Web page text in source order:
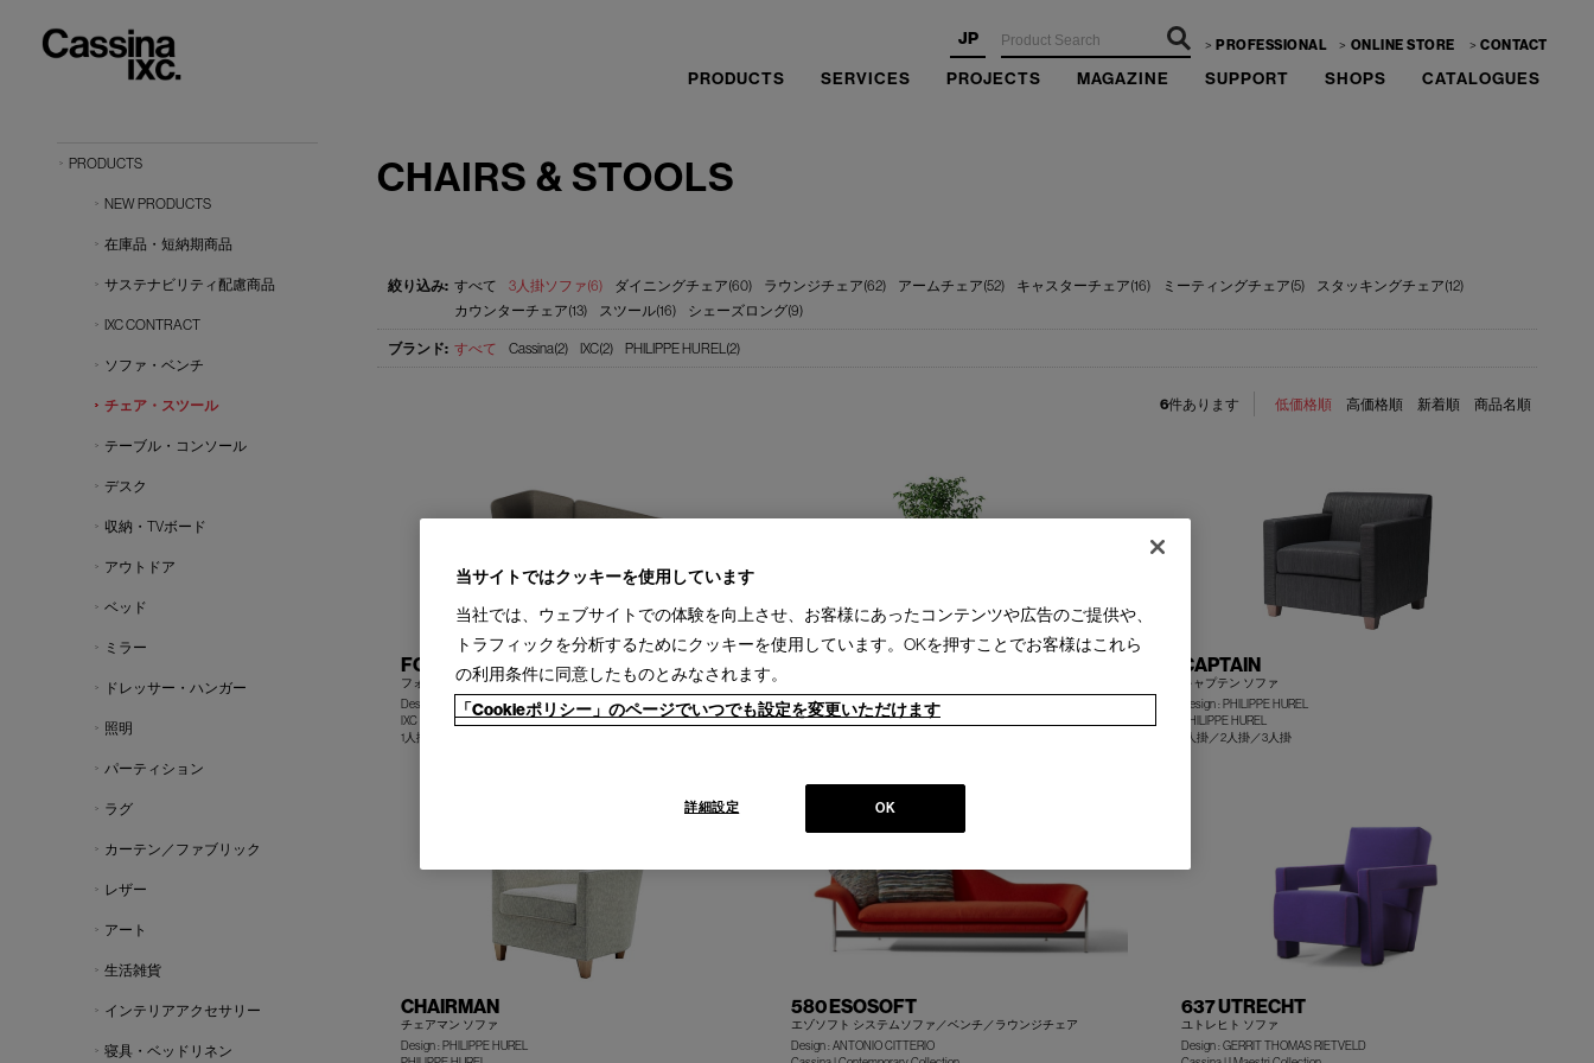
JP PROFESSIONAL ONLINE STORE CONTACT
PRODUCTS SERVICES PROJECTS MAGAZINE SUPPORT SHOPS CATALOGUES
CHAIRS & STOOLS
すべて 3人掛ソファ(6) ダイニングチェア(60) ラウンジチェア(62) アームチェア(52) キャスターチェア(16) ミーティングチェア(5)
スタッキングチェア(12)
カウンターチェア(13)
スツール(16) シェーズロング(9)
すべて Cassina(2) IXC(2) PHILIPPE HUREL(2)
低価格順 高価格順 新着順 商品名順
6件あります
FORO
フォロ システムソファ
Design : FRANCESCO ROTA
IXC
1人掛／2人掛／3人掛／システムソファ
Design : IXC R&D
IXC
CAPTAIN
キャプテン ソファ
Design : PHILIPPE HUREL
PHILIPPE HUREL
1人掛／2人掛／3人掛
CHAIRMAN
チェアマン ソファ
Design : PHILIPPE HUREL
580 ESOSOFT
エゾソフト システムソファ／ベンチ／ラウンジチェア
Design : ANTONIO CITTERIO
637 UTRECHT
ユトレヒト ソファ
Design : GERRIT THOMAS RIETVELD
PRODUCTS
NEW PRODUCTS
在庫品・短納期商品
サステナビリティ配慮商品
IXC CONTRACT
ソファ・ベンチ
チェア・スツール
テーブル・コンソール
デスク
収納・TVボード
アウトドア
ベッド
ミラー
ドレッサー・ハンガー
照明
パーティション
ラグ
カーテン／ファブリック
レザー
アート
生活雑貨
インテリアアクセサリー
寝具・ベッドリネン
当サイトではクッキーを使用しています
当社では、ウェブサイトでの体験を向上させ、お客様にあったコンテンツや広告のご提供や、
トラフィックを分析するためにクッキーを使用しています。OKを押すことでお客様はこれら
の利用条件に同意したものとみなされます。
「Cookieポリシー」のページでいつでも設定を変更いただけます
OK
詳細設定